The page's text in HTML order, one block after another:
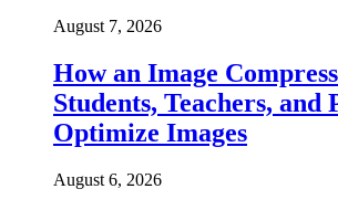
August 7, 2026
How an Image
Students, Teachers, and
Optimize Images
August 6, 2026